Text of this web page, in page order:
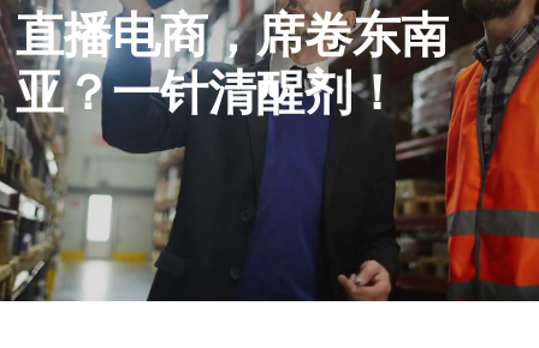
直播电商，席卷东南
亚？一针清醒剂！